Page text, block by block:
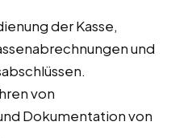
der Kasse,
und
von
Dokumentation von